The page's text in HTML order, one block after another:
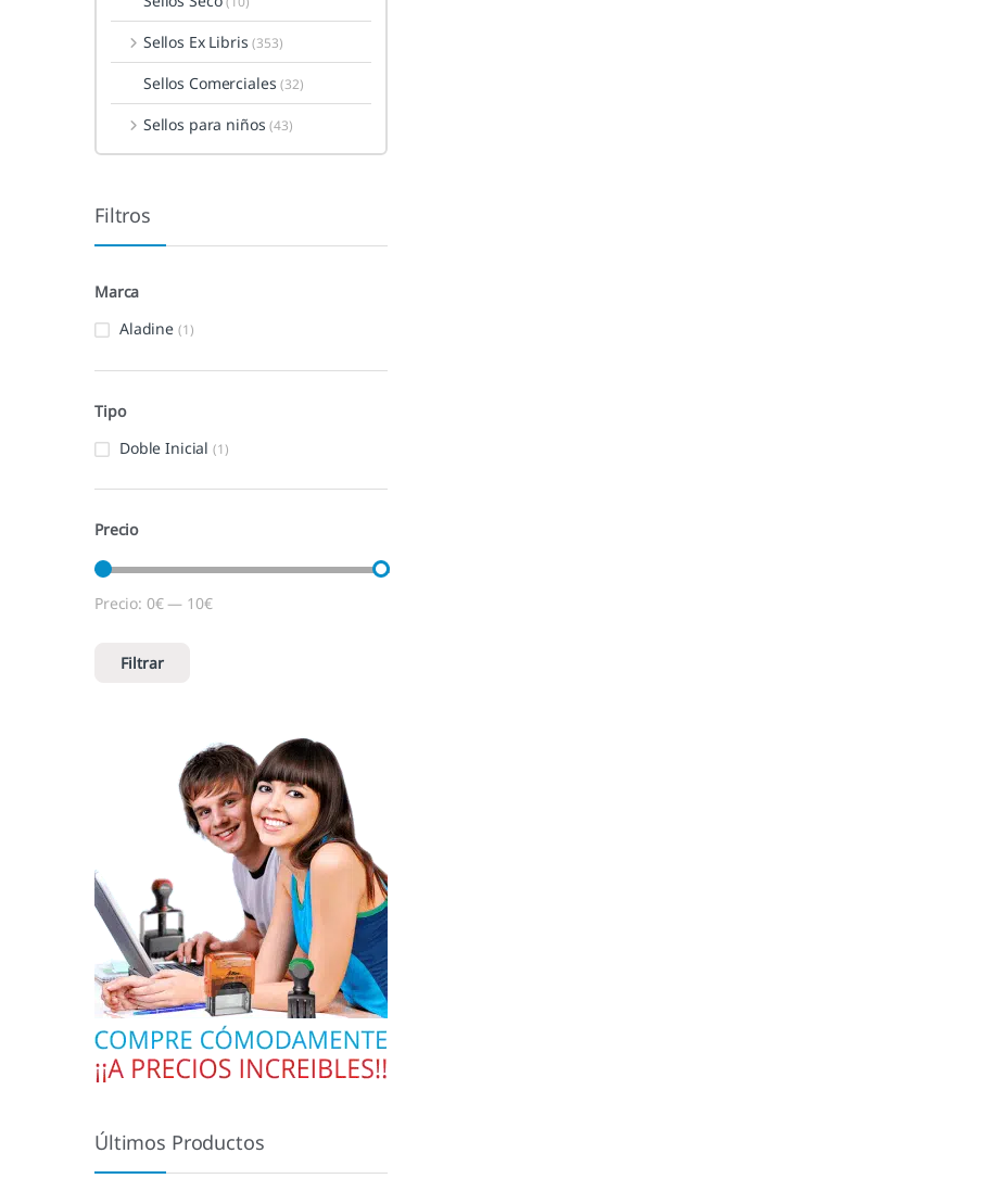
Sellos Ex Libris(353)
Sellos Comerciales(32)
Sellos para niños(43)
Filtros
Marca
Aladine (1)
Tipo
Doble Inicial (1)
Precio
Precio mínimo
Precio máximo
Filtrar
Precio: 0€— 10€
Últimos Productos